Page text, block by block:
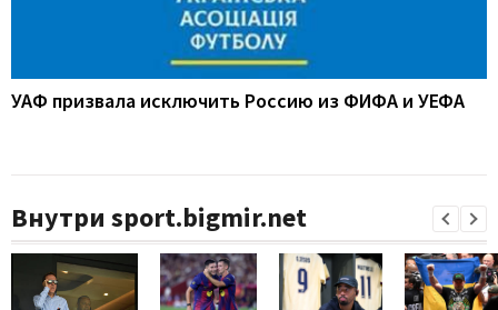
УАФ призвала исключить Россию из ФИФА и УЕФА
Внутри sport.bigmir.net